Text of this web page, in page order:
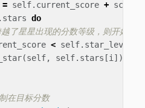
= self. current_score +
. stars do
了星星出现的分数等级，则开始为
< self. star_levels
(self, self. stars [i ])
在目标分数